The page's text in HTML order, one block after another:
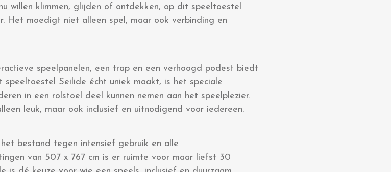
willen klimmen, glijden of ontdekken, op dit speeltoestel
Het moedigt niet alleen spel, maar ook verbinding en
speelpanelen, een trap en een verhoogd podest biedt
Seilide écht uniek maakt, is het speciale
in een rolstoel deel kunnen nemen aan het speelplezier.
leuk, maar ook inclusief en uitnodigend voor iedereen.
bestand tegen intensief gebruik en alle
van 507 x 767 cm is er ruimte voor maar liefst 30